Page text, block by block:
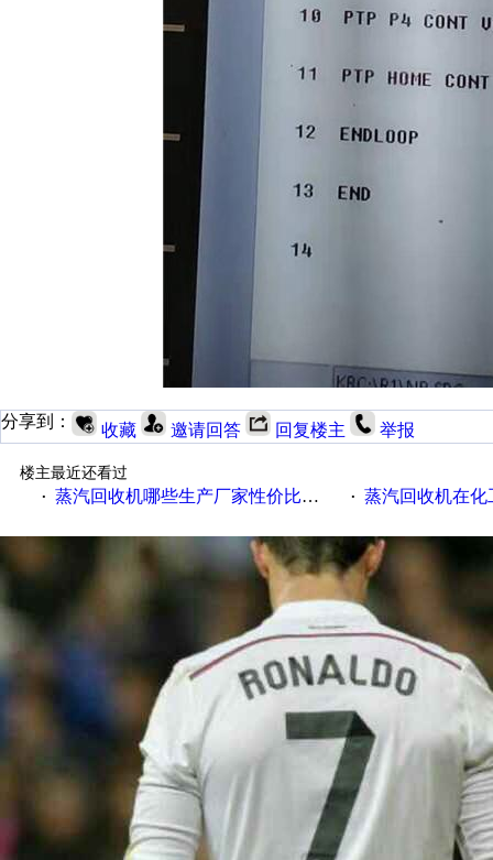
分享到： 收藏 邀请回答 回复楼主 举报
楼主最近还看过
· 蒸汽回收机哪些生产厂家性价比高一些 · 蒸汽回收机在化